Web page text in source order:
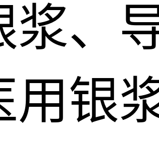
浆、
用银